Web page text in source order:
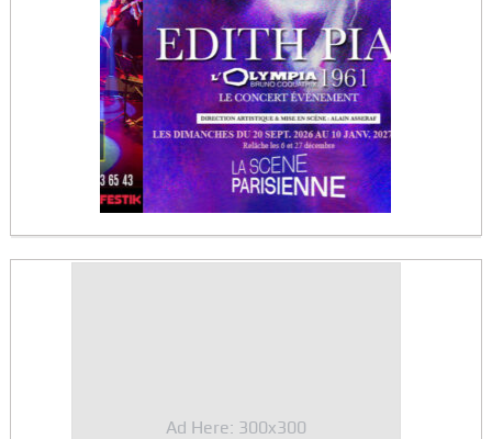
Ad Here: 300x300